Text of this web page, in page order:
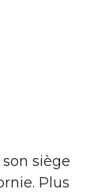
siège
Plus